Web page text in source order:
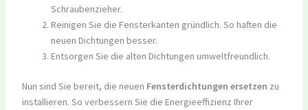
Schraubenzieher.
Reinigen Sie die Fensterkanten gründlich. So haften die
neuen Dichtungen besser.
Entsorgen Sie die alten Dichtungen umweltfreundlich.
Nun sind Sie bereit, die neuen Fensterdichtungen ersetzen zu
installieren. So verbessern Sie die Energieeffizienz Ihrer